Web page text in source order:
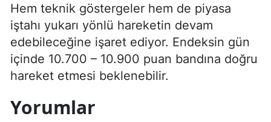
Hem teknik göstergeler hem de piyasa
iştahı yukarı yönlü hareketin devam
edebileceğine işaret ediyor. Endeksin gün
içinde 10.700 – 10.900 puan bandına doğru
hareket etmesi beklenebilir.
Yorumlar